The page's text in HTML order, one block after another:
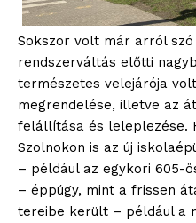
Sokszor volt már arról
rendszerváltás előtti
természetes velejárója
megrendelése, illetve az
felállítása és leleplezése.
Szolnokon is az új
– például az egykori 605-
– éppúgy, mint a frissen
tereibe került – például a